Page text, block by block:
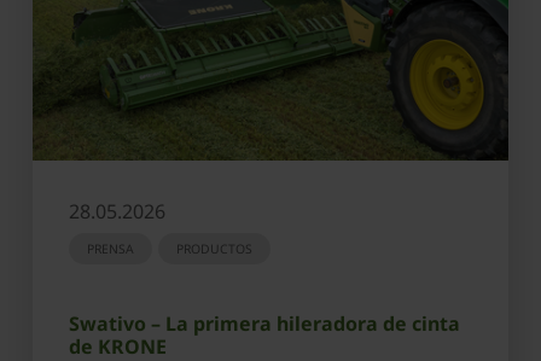
28.05.2026
PRENSA PRODUCTOS
Swativo – La primera hileradora de cinta
de KRONE